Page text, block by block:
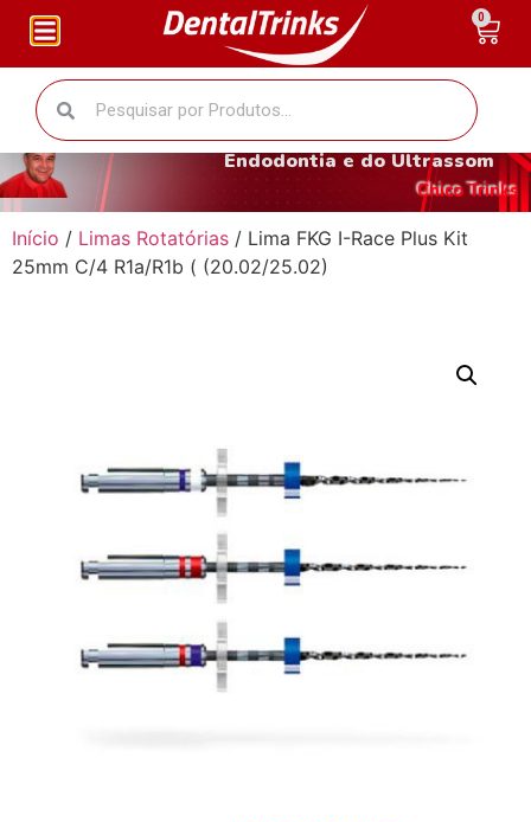
O fantástico mundo da
Endodontia e do Ultrassom
Chico Trinks
Início / Limas Rotatórias / Lima FKG I-Race Plus Kit
25mm C/4 R1a/R1b ( (20.02/25.02)
0